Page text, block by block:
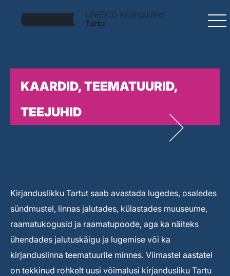
KAARDID, TEEMATUURID,
TEEJUHID
Kirjanduslikku Tartut saab avastada lugedes, osaledes
sündmustel, linnas jalutades, külastades muuseume,
raamatukogusid ja raamatupoode, aga ka näiteks
ühendades jalutuskäigu ja lugemise või ka
kirjanduslinna teematuurile minnes. Viimastel aastatel
on tekkinud rohkelt uusi võimalusi kirjandusliku Tartu